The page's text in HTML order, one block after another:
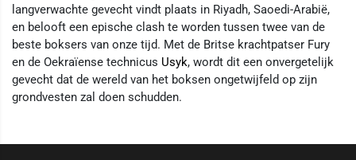
langverwachte gevecht vindt plaats in Riyadh, Saoedi-Arabië,
en belooft een epische clash te worden tussen twee van de
beste boksers van onze tijd. Met de Britse krachtpatser Fury
en de Oekraïense technicus Usyk, wordt dit een onvergetelijk
gevecht dat de wereld van het boksen ongetwijfeld op zijn
grondvesten zal doen schudden.